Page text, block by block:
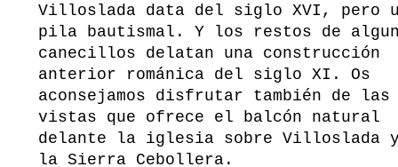
Villoslada data del siglo XVI, pero
pila bautismal. Y los restos de
canecillos delatan una construcción
anterior románica del siglo XI. Os
aconsejamos disfrutar también de las
vistas que ofrece el balcón natural
delante la iglesia sobre Villoslada
la Sierra Cebollera.